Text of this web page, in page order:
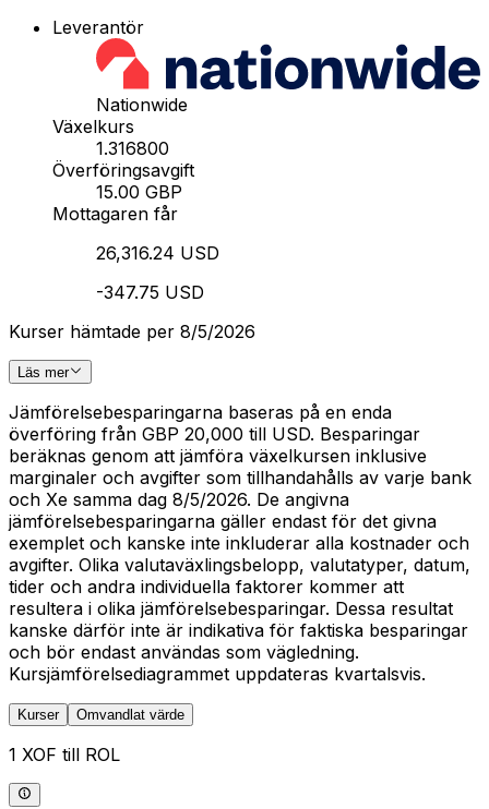
Leverantör
Nationwide
Växelkurs
1.316800
Överföringsavgift
15.00 GBP
Mottagaren får
26,316.24 USD
-347.75 USD
Kurser hämtade per 8/5/2026
Läs mer
Jämförelsebesparingarna baseras på en enda
överföring från GBP 20,000 till USD. Besparingar
beräknas genom att jämföra växelkursen inklusive
marginaler och avgifter som tillhandahålls av varje bank
och Xe samma dag 8/5/2026. De angivna
jämförelsebesparingarna gäller endast för det givna
exemplet och kanske inte inkluderar alla kostnader och
avgifter. Olika valutaväxlingsbelopp, valutatyper, datum,
tider och andra individuella faktorer kommer att
resultera i olika jämförelsebesparingar. Dessa resultat
kanske därför inte är indikativa för faktiska besparingar
och bör endast användas som vägledning.
Kursjämförelsediagrammet uppdateras kvartalsvis.
Kurser Omvandlat värde
1 XOF till ROL